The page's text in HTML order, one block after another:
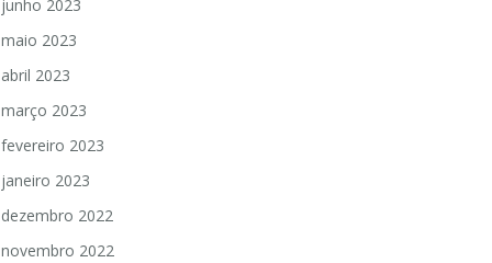
junho 2023
maio 2023
abril 2023
março 2023
fevereiro 2023
janeiro 2023
dezembro 2022
novembro 2022